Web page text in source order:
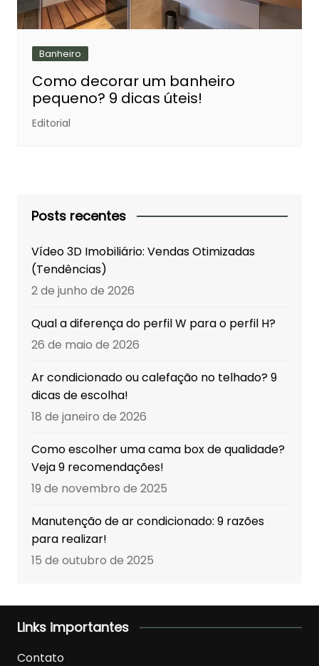
Banheiro
Como decorar um banheiro
pequeno? 9 dicas úteis!
Editorial
Posts recentes
Vídeo 3D Imobiliário: Vendas Otimizadas
(Tendências)
2 de junho de 2026
Qual a diferença do perfil W para o perfil H?
26 de maio de 2026
Ar condicionado ou calefação no telhado? 9
dicas de escolha!
18 de janeiro de 2026
Como escolher uma cama box de qualidade?
Veja 9 recomendações!
19 de novembro de 2025
Manutenção de ar condicionado: 9 razões
para realizar!
15 de outubro de 2025
Links importantes
Contato